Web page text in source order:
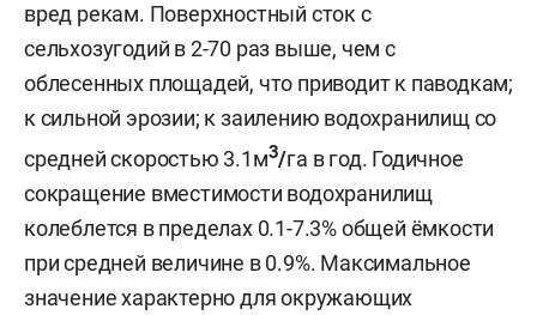
вред рекам. Поверхностный сток с
сельхозугодий в 2-70 раз выше, чем с
облесенных площадей, что приводит к паводкам;
к сильной эрозии; к заилению водохранилищ со
средней скоростью 3.1м3/га в год. Годичное
сокращение вместимости водохранилищ
колеблется в пределах 0.1-7.3% общей ёмкости
при средней величине в 0.9%. Максимальное
значение характерно для окружающих